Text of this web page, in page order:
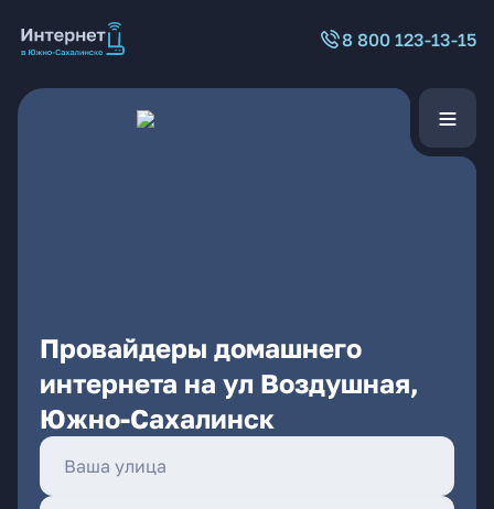
8 800 123-13-15
Провайдеры домашнего
интернета на ул Воздушная,
Южно-Сахалинск